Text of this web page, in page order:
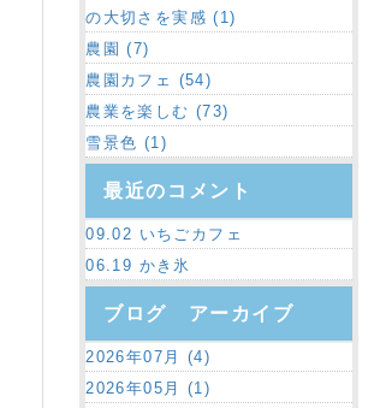
の大切さを実感 (1)
農園 (7)
農園カフェ (54)
農業を楽しむ (73)
雪景色 (1)
最近のコメント
09.02 いちごカフェ
06.19 かき氷
ブログ アーカイブ
2026年07月 (4)
2026年05月 (1)